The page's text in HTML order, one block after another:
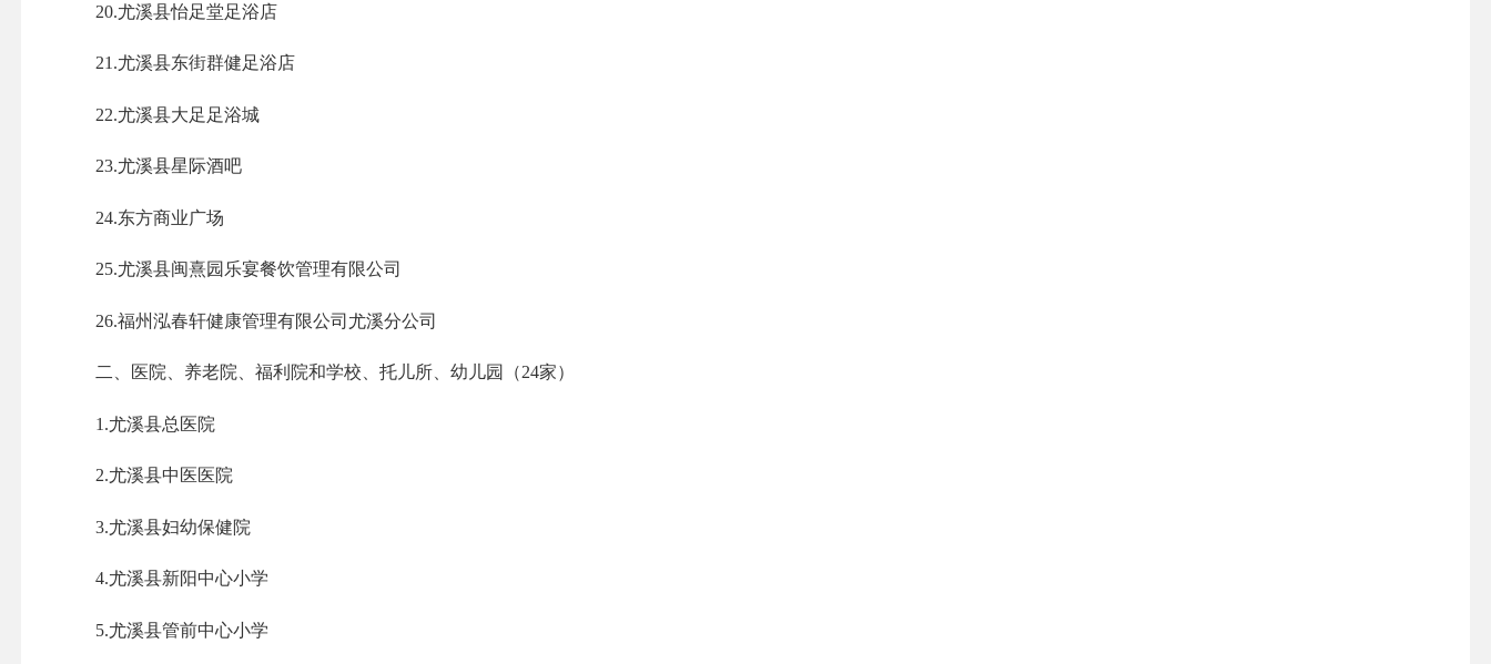
20.尤溪县怡足堂足浴店
21.尤溪县东街群健足浴店
22.尤溪县大足足浴城
23.尤溪县星际酒吧
24.东方商业广场
25.尤溪县闽熹园乐宴餐饮管理有限公司
26.福州泓春轩健康管理有限公司尤溪分公司
二、医院、养老院、福利院和学校、托儿所、幼儿园（24家）
1.尤溪县总医院
2.尤溪县中医医院
3.尤溪县妇幼保健院
4.尤溪县新阳中心小学
5.尤溪县管前中心小学